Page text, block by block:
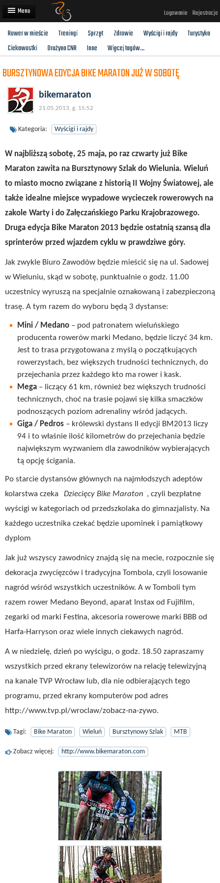
Logowanie Rejestracja
Artykuły
Użytkownicy
Rower w mieście Treningi Sprzęt Zdrowie Wyścigi i rajdy
Turystyka
Ciekawostki
Drużyna CNR Inne Więcej tagów...
BURSZTYNOWA EDYCJA BIKE MARATON JUŻ W SOBOTĘ
bikemaraton
21.05.2013, g. 15:52
Kategoria: Wyścigi i rajdy
W najbliższą sobotę, 25 maja, po raz czwarty już Bike
Maraton zawita na Bursztynowy Szlak do Wielunia. Wieluń
to miasto mocno związane z historią II Wojny Światowej, ale
także idealne miejsce wypadowe wycieczek rowerowych na
zakole Warty i do Załęczańskiego Parku Krajobrazowego.
Druga edycja Bike Maraton 2013 będzie ostatnią szansą dla
sprinterów przed wjazdem cyklu w prawdziwe góry.
Jak zwykle Biuro Zawodów będzie mieścić się na ul. Sadowej
w Wieluniu, skąd w sobotę, punktualnie o godz. 11.00
uczestnicy wyruszą na specjalnie oznakowaną i zabezpieczoną
trasę. A tym razem do wyboru będą 3 dystanse:
Mini / Medano – pod patronatem wieluńskiego
producenta rowerów marki Medano, będzie liczyć 34 km.
Jest to trasa przygotowana z myślą o początkujących
rowerzystach, bez większych trudności technicznych, do
przejechania przez każdego kto ma rower i kask.
Mega – liczący 61 km, również bez większych trudności
technicznych, choć na trasie pojawi się kilka smaczków
podnoszących poziom adrenaliny wśród jadących.
Giga / Pedros – królewski dystans II edycji BM2013 liczy
94 i to właśnie ilość kilometrów do przejechania będzie
największym wyzwaniem dla zawodników wybierających
tą opcję ścigania.
Po starcie dystansów głównych na najmłodszych adeptów
kolarstwa czeka
Dziecięcy Bike Maraton , czyli bezpłatne
wyścigi w kategoriach od przedszkolaka do gimnazjalisty. Na
każdego uczestnika czekać będzie upominek i pamiątkowy
dyplom
Jak już wszyscy zawodnicy znajdą się na mecie, rozpocznie się
dekoracja zwycięzców i tradycyjna Tombola, czyli losowanie
nagród wśród wszystkich uczestników. A w Tomboli tym
razem rower Medano Beyond, aparat Instax od Fujifilm,
zegarki od marki Festina, akcesoria rowerowe marki BBB od
Harfa-Harryson oraz wiele innych ciekawych nagród.
A w niedzielę, dzień po wyścigu, o godz. 18.50 zapraszamy
wszystkich przed ekrany telewizorów na relację telewizyjną
na kanale TVP Wrocław lub, dla nie odbierających tego
programu, przed ekrany komputerów pod adres
http://www.tvp.pl/wroclaw/zobacz-na-zywo.
Tagi: Bike Maraton Wieluń Bursztynowy Szlak MTB
Zobacz więcej: http://www.bikemaraton.com